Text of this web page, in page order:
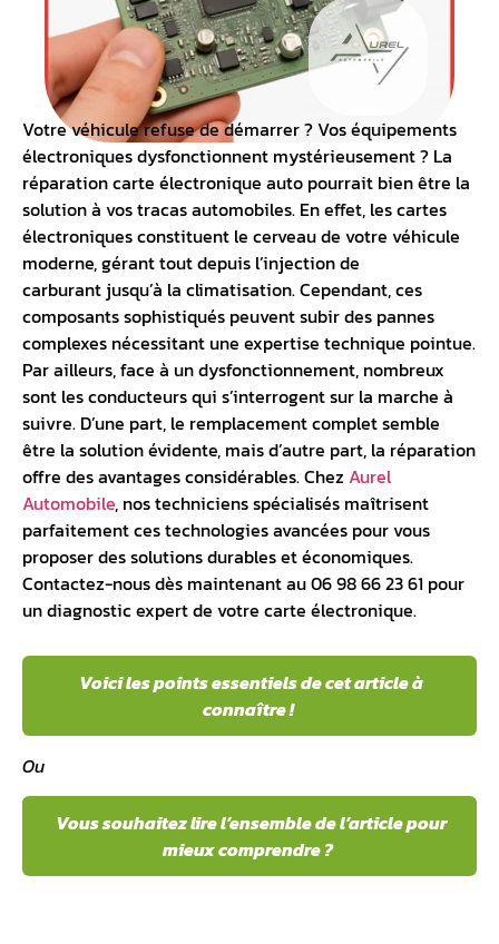
Votrevéhicule refuse de démarrer? Vos équipements
électroniques dysfonctionnent mystérieusement ? La
réparation carte électronique auto pourrait bien être la
solution à vos tracas automobiles. En effet, les cartes
électroniques constituent le cerveau de votre véhicule
moderne, gérant tout depuis l’injection de
carburant jusqu’à la climatisation. Cependant, ces
composants sophistiqués peuvent subir des pannes
complexes nécessitant une expertise technique pointue.
Par ailleurs, face à un dysfonctionnement, nombreux
sont les conducteurs qui s’interrogent sur la marche à
suivre. D’une part, le remplacement complet semble
être la solution évidente, mais d’autre part, la réparation
offre des avantages considérables. ChezAurel
Automobile, nos techniciens spécialisés maîtrisent
parfaitement ces technologies avancées pour vous
proposer des solutions durables et économiques.
Contactez-nous dès maintenant au 06 98 66 23 61 pour
un diagnostic expert de votre carte électronique.
Voici les points essentiels de cet article à
connaître !
Ou
Vous souhaitez lire l’ensemble de l’article pour
mieux comprendre ?